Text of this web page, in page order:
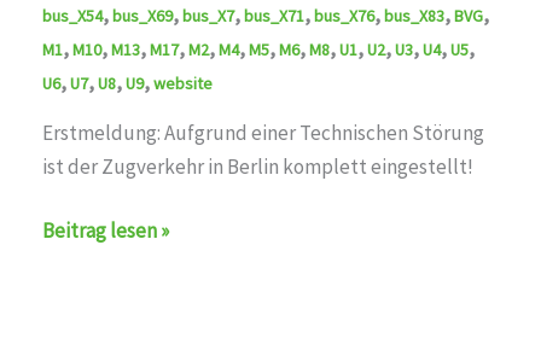
bus_X54,bus_X69,bus_X7,bus_X71,bus_X76,bus_X83,BVG,
M1,M10,M13,M17,M2,M4,M5,M6,M8,U1,U2,U3,U4,U5,
U6,U7,U8,U9,website
Erstmeldung: Aufgrund einer Technischen Störung
ist der Zugverkehr in Berlin komplett eingestellt!
auf
Beitrag lesen »